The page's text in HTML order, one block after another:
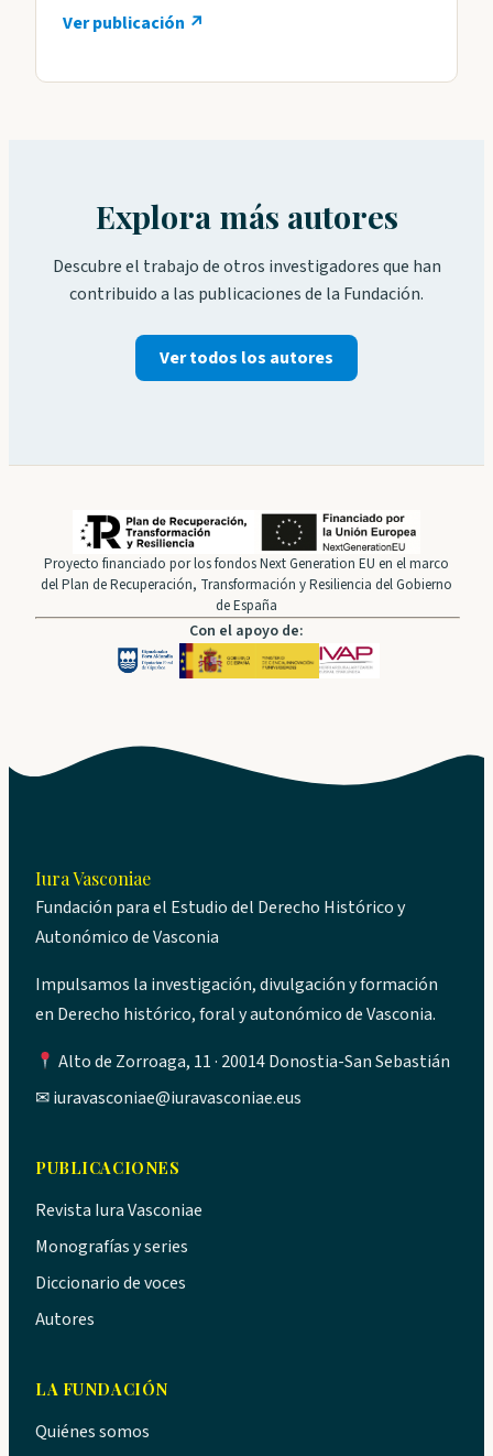
Ver publicación ↗
Explora más autores
Descubre el trabajo de otros investigadores que han
contribuido a las publicaciones de la Fundación.
Ver todos los autores
Proyecto financiado por los fondos Next Generation EU en el marco
del Plan de Recuperación, Transformación y Resiliencia del Gobierno
de España
Con el apoyo de:
Iura Vasconiae
Fundación para el Estudio del Derecho Histórico y
Autonómico de Vasconia
Impulsamos la investigación, divulgación y formación
en Derecho histórico, foral y autonómico de Vasconia.
Alto de Zorroaga, 11 · 20014 Donostia-San Sebastián
✉iuravasconiae@iuravasconiae.eus
PUBLICACIONES
Revista Iura Vasconiae
Monografías y series
Diccionario de voces
Autores
LA FUNDACIÓN
Quiénes somos